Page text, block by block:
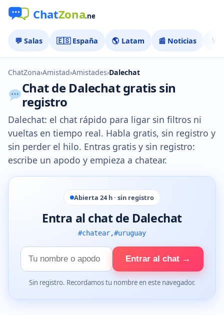
💬 Salas 🇪🇸 España 🌎 Latam 📰 Noticias 🏅
ChatZona›Amistad›Amistades›Dalechat
Chat de Dalechat gratis sin
registro
Dalechat: el chat rápido para ligar sin filtros ni
vueltas en tiempo real. Habla gratis, sin registro y
sin perder el hilo. Entras gratis y sin registro:
escribe un apodo y empieza a chatear.
Abierta 24 h · sin registro
Entra al chat de Dalechat
#chatear,#uruguay
Tu
nombre
Entrar al chat →
Sin registro. Recordamos tu nombre en este navegador.